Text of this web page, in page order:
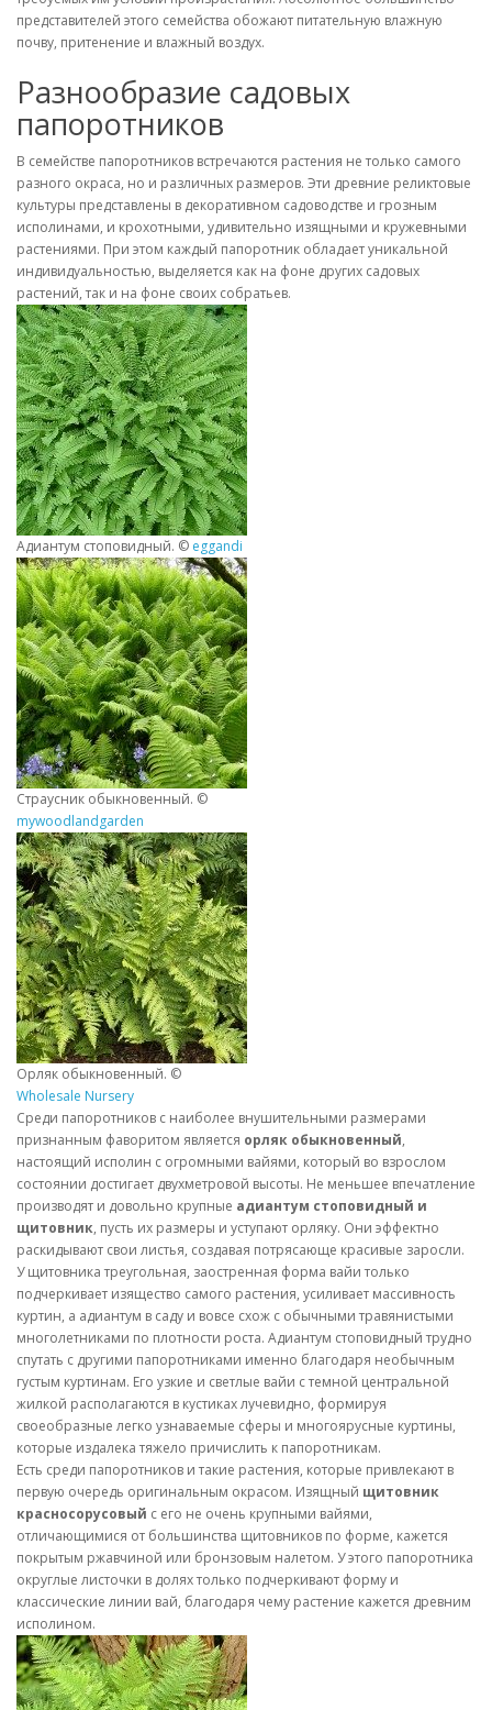
представителей этого семейства обожают питательную влажную
почву, притенение и влажный воздух.
Разнообразие садовых
папоротников
В семействе папоротников встречаются растения не только самого
разного окраса, но и различных размеров. Эти древние реликтовые
культуры представлены в декоративном садоводстве и грозным
исполинами, и крохотными, удивительно изящными и кружевными
растениями. При этом каждый папоротник обладает уникальной
индивидуальностью, выделяется как на фоне других садовых
растений, так и на фоне своих собратьев.
Адиантум стоповидный. © eggandi
Страусник обыкновенный. ©
mywoodlandgarden
Орляк обыкновенный. ©
Wholesale Nursery
Среди папоротников с наиболее внушительными размерами
признанным фаворитом является орляк обыкновенный,
настоящий исполин с огромными вайями, который во взрослом
состоянии достигает двухметровой высоты. Не меньшее впечатление
производят и довольно крупные адиантум стоповидный и
щитовник, пусть их размеры и уступают орляку. Они эффектно
раскидывают свои листья, создавая потрясающе красивые заросли.
У щитовника треугольная, заостренная форма вайи только
подчеркивает изящество самого растения, усиливает массивность
куртин, а адиантум в саду и вовсе схож с обычными травянистыми
многолетниками по плотности роста. Адиантум стоповидный трудно
спутать с другими папоротниками именно благодаря необычным
густым куртинам. Его узкие и светлые вайи с темной центральной
жилкой располагаются в кустиках лучевидно, формируя
своеобразные легко узнаваемые сферы и многоярусные куртины,
которые издалека тяжело причислить к папоротникам.
Есть среди папоротников и такие растения, которые привлекают в
первую очередь оригинальным окрасом. Изящный щитовник
красносорусовый с его не очень крупными вайями,
отличающимися от большинства щитовников по форме, кажется
покрытым ржавчиной или бронзовым налетом. У этого папоротника
округлые листочки в долях только подчеркивают форму и
классические линии вай, благодаря чему растение кажется древним
исполином.